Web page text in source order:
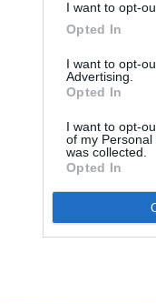
I want to opt-
Opted In
I want to opt-
Advertising.
Opted In
I want to opt-
of my
was collected.
Opted In